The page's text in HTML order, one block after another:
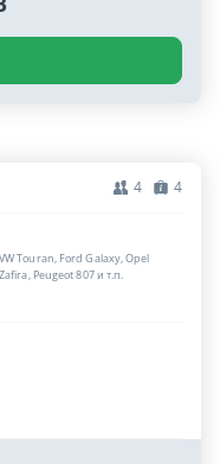
4 4
VW Touran, Ford Galaxy, Opel
Zafira, Peugeot 807 и т.п.